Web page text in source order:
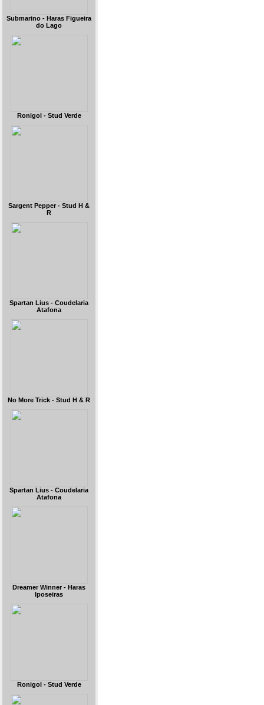
Submarino - Haras Figueira
do Lago
Ronigol - Stud Verde
Sargent Pepper - Stud H &
R
Spartan Lius - Coudelaria
Atafona
No More Trick - Stud H & R
Spartan Lius - Coudelaria
Atafona
Dreamer Winner - Haras
Iposeiras
Ronigol - Stud Verde